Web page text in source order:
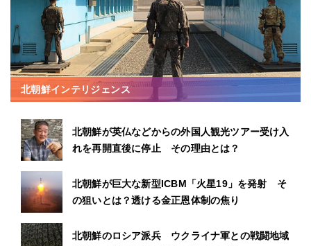
北朝鮮インテリジェンス
北朝鮮が英仏などからの外国人観光ツアー受け入
れを再開直後に停止 その理由とは？
北朝鮮が巨大な新型ICBM「火星19」を発射 そ
の狙いとは？透ける金正恩体制の焦り
北朝鮮のロシア派兵 ウクライナ軍との戦闘地域